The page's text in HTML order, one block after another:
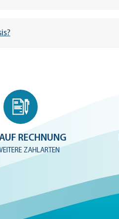
RECHNUNG
ZAHLARTEN